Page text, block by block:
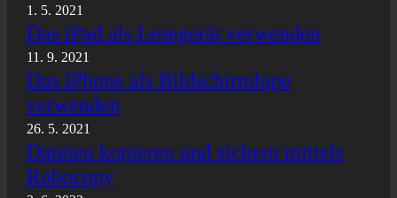
1. 5. 2021
Das iPad als Lesegerät verwenden
11. 9. 2021
Das iPhone als Bildschirmlupe
verwenden
26. 5. 2021
Dateien kopieren und sichern mittels
Robocopy